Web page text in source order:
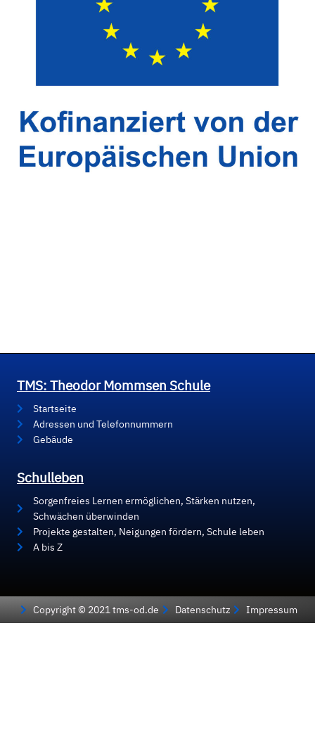
TMS: Theodor Mommsen Schule
Startseite
Adressen und Telefonnummern
Gebäude
Schulleben
Sorgenfreies Lernen ermöglichen, Stärken nutzen,
Schwächen überwinden
Projekte gestalten, Neigungen fördern, Schule leben
A bis Z
Copyright © 2021 tms-od.de Datenschutz Impressum